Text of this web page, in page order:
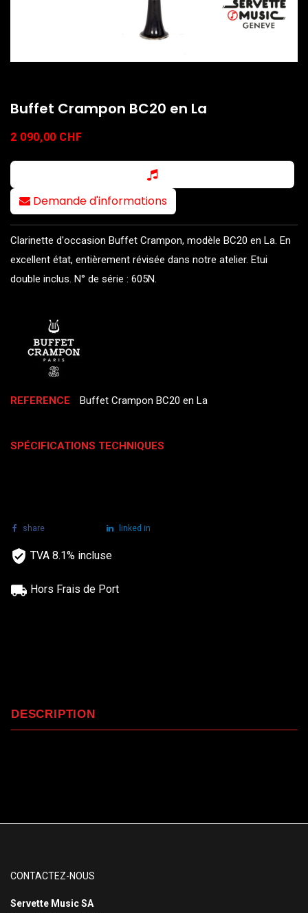
Buffet Crampon BC20 en La
2 090,00 CHF
Demande d'informations
Clarinette d'occasion Buffet Crampon, modèle BC20 en La. En
excellent état, entièrement révisée dans notre atelier. Etui
double inclus. N° de série : 605N.
REFERENCE Buffet Crampon BC20 en La
SPÉCIFICATIONS TECHNIQUES
share linked in
TVA 8.1% incluse
Hors Frais de Port
DESCRIPTION
CONTACTEZ-NOUS
Servette Music SA